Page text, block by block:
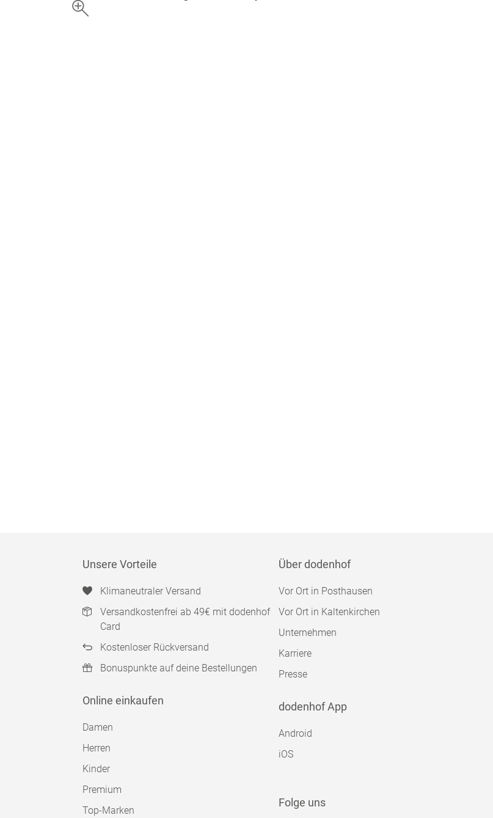
Unsere Vorteile
Klimaneutraler Versand
Versandkostenfrei ab 49€ mit dodenhof
Card
Kostenloser Rückversand
Bonuspunkte auf deine Bestellungen
Online einkaufen
Damen
Herren
Kinder
Premium
Top-Marken
Über dodenhof
Vor Ort in Posthausen
Vor Ort in Kaltenkirchen
Unternehmen
Karriere
Presse
dodenhof App
Android
iOS
Folge uns